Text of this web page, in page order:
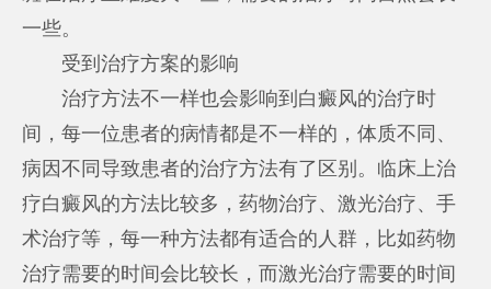
一些。
受到治疗方案的影响
治疗方法不一样也会影响到白癜风的治疗时
间，每一位患者的病情都是不一样的，体质不同、
病因不同导致患者的治疗方法有了区别。临床上治
疗白癜风的方法比较多，药物治疗、激光治疗、手
术治疗等，每一种方法都有适合的人群，比如药物
治疗需要的时间会比较长，而激光治疗需要的时间